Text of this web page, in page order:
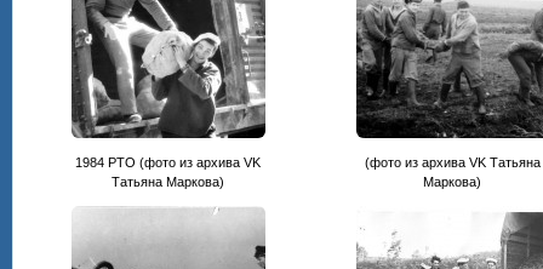
1984 РТО (фото из архива VK
Татьяна Маркова)
(фото из архива VK Татьяна
Маркова)